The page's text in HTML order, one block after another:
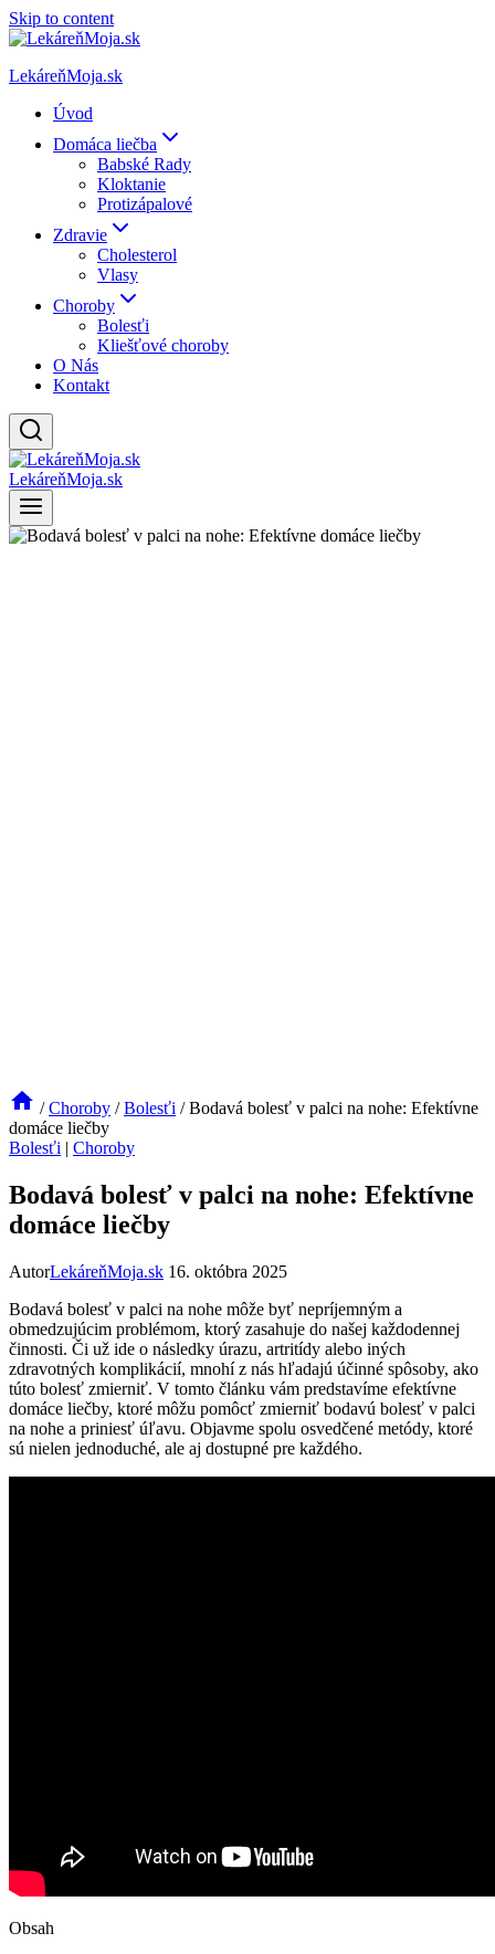
Skip to content
LekáreňMoja.sk
Úvod
Domáca liečba
Babské Rady
Kloktanie
Protizápalové
Zdravie
Cholesterol
Vlasy
Choroby
Bolesťi
Kliešťové choroby
O Nás
Kontakt
LekáreňMoja.sk
/ Choroby / Bolesťi / Bodavá bolesť v palci na nohe: Efektívne
domáce liečby
Bolesťi | Choroby
Bodavá bolesť v palci na nohe: Efektívne
domáce liečby
AutorLekáreňMoja.sk 16. októbra 2025
Bodavá bolesť v palci na nohe môže byť nepríjemným a
obmedzujúcim problémom, ktorý zasahuje do našej každodennej
činnosti. Či už ide o následky úrazu, artritídy alebo iných
zdravotných komplikácií, mnohí z nás hľadajú účinné spôsoby, ako
túto bolesť zmierniť. V tomto článku vám predstavíme efektívne
domáce liečby, ktoré môžu pomôcť zmierniť bodavú bolesť v palci
na nohe a priniesť úľavu. Objavme spolu osvedčené metódy, ktoré
sú nielen jednoduché, ale aj dostupné pre každého.
Obsah